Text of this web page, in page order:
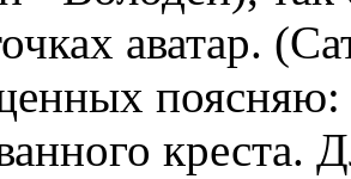
аватар.
поясняю:
креста.